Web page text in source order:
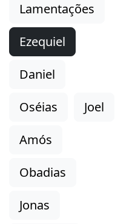
Lamentações
Ezequiel
Daniel
Oséias
Joel
Amós
Obadias
Jonas